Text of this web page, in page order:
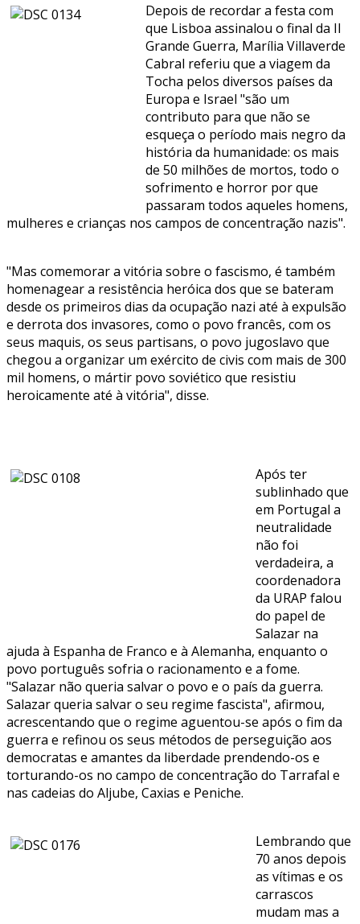
Depois de recordar a festa com
que Lisboa assinalou o final da II
Grande Guerra, Marília Villaverde
Cabral referiu que a viagem da
Tocha pelos diversos países da
Europa e Israel "são um
contributo para que não se
esqueça o período mais negro da
história da humanidade: os mais
de 50 milhões de mortos, todo o
sofrimento e horror por que
passaram todos aqueles homens,
mulheres e crianças nos campos de concentração nazis".
"Mas comemorar a vitória sobre o fascismo, é também
homenagear a resistência heróica dos que se bateram
desde os primeiros dias da ocupação nazi até à expulsão
e derrota dos invasores, como o povo francês, com os
seus maquis, os seus partisans, o povo jugoslavo que
chegou a organizar um exército de civis com mais de 300
mil homens, o mártir povo soviético que resistiu
heroicamente até à vitória", disse.
Após ter
sublinhado que
em Portugal a
neutralidade
não foi
verdadeira, a
coordenadora
da URAP falou
do papel de
Salazar na
ajuda à Espanha de Franco e à Alemanha, enquanto o
povo português sofria o racionamento e a fome.
"Salazar não queria salvar o povo e o país da guerra.
Salazar queria salvar o seu regime fascista", afirmou,
acrescentando que o regime aguentou-se após o fim da
guerra e refinou os seus métodos de perseguição aos
democratas e amantes da liberdade prendendo-os e
torturando-os no campo de concentração do Tarrafal e
nas cadeias do Aljube, Caxias e Peniche.
Lembrando que
70 anos depois
as vítimas e os
carrascos
mudam mas a